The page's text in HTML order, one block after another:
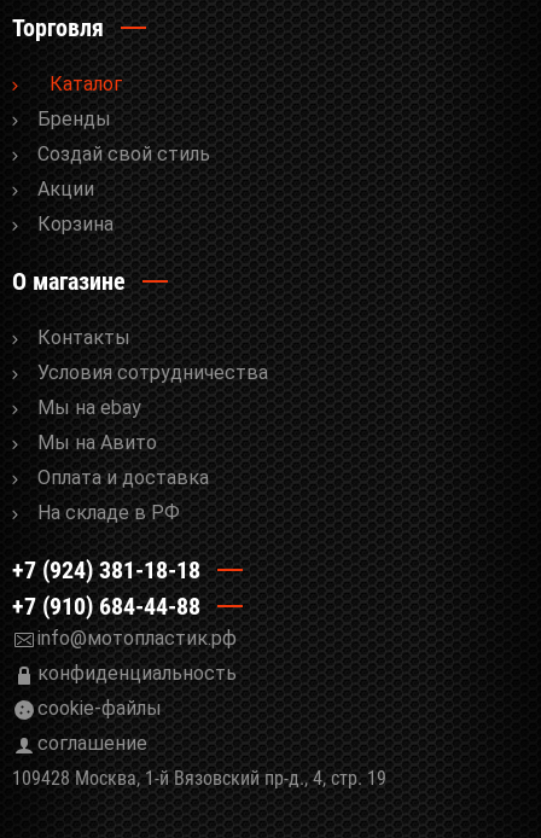
Торговля
Каталог
Бренды
Cоздай свой стиль
Акции
Корзина
О магазине
Контакты
Условия сотрудничества
Мы на ebay
Мы на Авито
Оплата и доставка
На складе в РФ
+7 (924) 381-18-18
+7 (910) 684-44-88
info@мотопластик.рф
конфиденциальность
cookie-файлы
соглашение
109428 Москва, 1-й Вязовский пр-д., 4, стр. 19